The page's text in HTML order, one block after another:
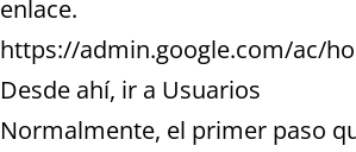
enlace.
https://admin.google.com/ac/
Desde ahí, ir a Usuarios
Normalmente, el primer paso